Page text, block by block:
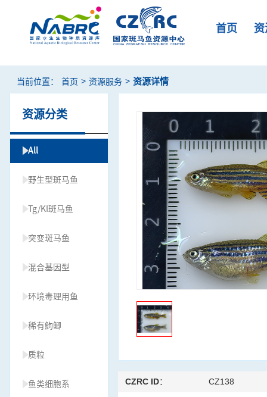
首页
当前位置： 首页 > 资源服务 > 资源详情
资源分类
All
野生型斑马鱼
Tg/KI斑马鱼
突变斑马鱼
混合基因型
环境毒理用鱼
稀有鮈鲫
质粒
鱼类细胞系 CZRC ID： CZ138